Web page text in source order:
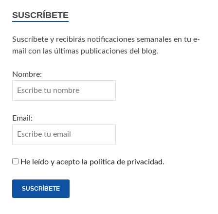
SUSCRÍBETE
Suscríbete y recibirás notificaciones semanales en tu e-
mail con las últimas publicaciones del blog.
Nombre:
Email:
He leído y acepto la política de privacidad.